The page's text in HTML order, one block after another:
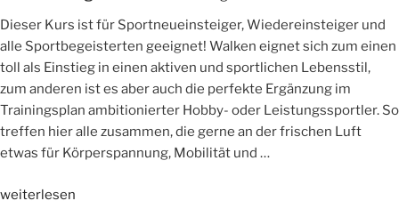
Dieser Kurs ist für Sportneueinsteiger, Wiedereinsteiger und
alle Sportbegeisterten geeignet! Walken eignet sich zum einen
toll als Einstieg in einen aktiven und sportlichen Lebensstil,
zum anderen ist es aber auch die perfekte Ergänzung im
Trainingsplan ambitionierter Hobby- oder Leistungssportler. So
treffen hier alle zusammen, die gerne an der frischen Luft
etwas für Körperspannung, Mobilität und …
„Nordic
weiterlesen